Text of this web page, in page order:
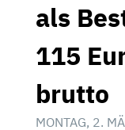
als
115
brutto
MONTAG, 2.